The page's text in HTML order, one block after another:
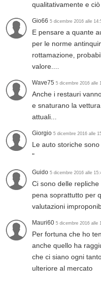
qualitativamente e
Gio66 5 dicembre 2016 alle
E pensare a quante
per le norme
rottamazione,
valore....
Wave75 5 dicembre 2016 alle
Anche i restauri
e snaturano la
attuali...
Giorgio 5 dicembre 2016 alle
Le auto storiche
"
Guido 5 dicembre 2016 alle
Ci sono delle
pena soprattutto per
valutazioni
Mauri60 5 dicembre 2016 alle
Per fortuna che ho
anche quello ha
che ci siano ogni
ulteriore al mercato